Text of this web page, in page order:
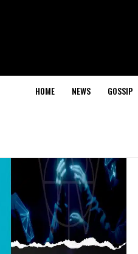
HOME NEWS GOSSIP